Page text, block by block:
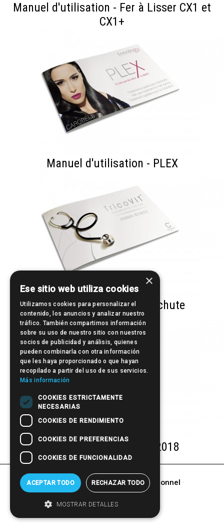
Manuel d'utilisation - Fer à Lisser CX1 et
CX1+
Manuel d'utilisation - PLEX
Catalogue TricoVIT Anti-chute
Catalogue Beardburys 2018
autres produits deMatériel promotionnel ·
CADEAU
×
Ese sitio web utiliza cookies
Utilizamos cookies para personalizar el
contenido, los anuncios y analizar nuestro
tráfico. También compartimos información
sobre su uso de nuestro sitio con nuestros
socios de publicidad y análisis, quienes
pueden combinarla con otra información
que les haya proporcionado o que hayan
recopilado a partir del uso de sus servicios.
Más información
COOKIES ESTRICTAMENTE
NECESARIAS
COOKIES DE RENDIMIENTO
COOKIES DE PREFERENCIAS
COOKIES DE FUNCIONALIDAD
ACEPTAR TODO RECHAZAR TODO
MOSTRAR DETALLES